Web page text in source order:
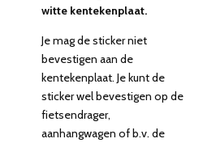
witte kentekenplaat.
Je mag de sticker niet
bevestigen aan de
kentekenplaat. Je kunt de
sticker wel bevestigen op de
fietsendrager,
aanhangwagen of b.v. de